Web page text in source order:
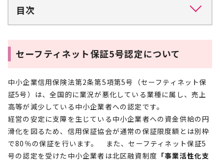
目次
セーフティネット保証5号認定について
中小企業信用保険法第2条第5項第5号（セーフティネット保
証5号）は、全国的に業況が悪化している業種に属し、売上
高等が減少している中小企業者への認定です。
経営の安定に支障を生じている中小企業者への資金供給の円
滑化を図るため、信用保証協会が通常の保証限度額とは別枠
で80％の保証を行います。 また、セーフティネット保証5
号の認定を受けた中小企業者は北区融資制度 「事業活性化支